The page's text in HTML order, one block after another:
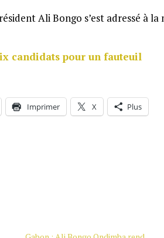
Ali Bongo s’est adressé à la
candidats pour un fauteuil
Imprimer X Plus